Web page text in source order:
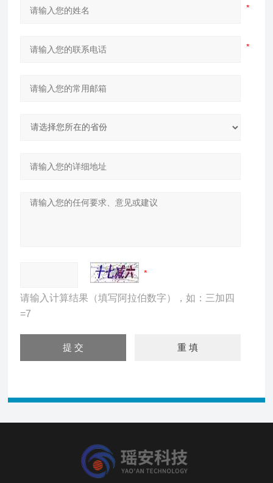
请输入计算结果（填写阿拉伯数字），如：三加四
=7